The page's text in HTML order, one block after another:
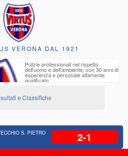
VERONA DAL 1921
Pulizie professionali nel rispetto
dell'uomo e dell'ambiente, con 30 anni di
esperienza e personale altamente
qualificato
e Classifiche
S. PIETRO 2-1